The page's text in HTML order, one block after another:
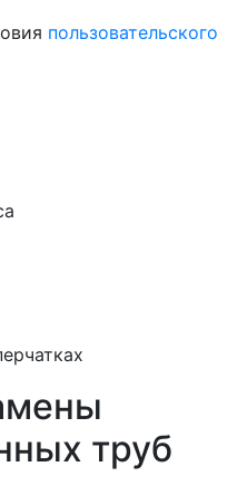
пользовательского
труб